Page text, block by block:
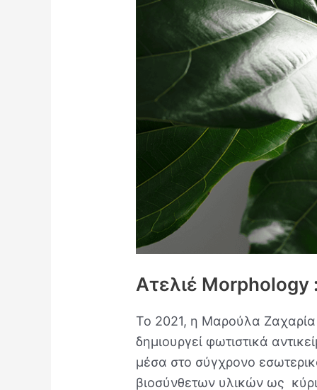
Ατελιέ Morphology
Το 2021, η Μαρούλα Ζαχαρία
δημιουργεί φωτιστικά
μέσα στο σύγχρονο
βιοσύνθετων υλικών ως